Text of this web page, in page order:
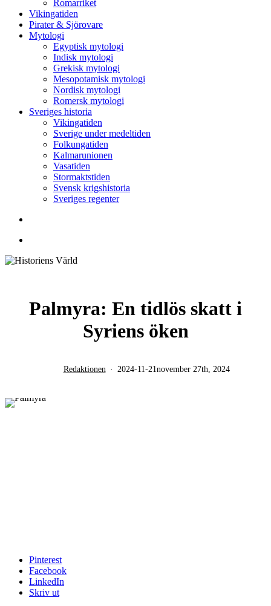
Romarriket
Vikingatiden
Pirater & Sjörovare
Mytologi
Egyptisk mytologi
Indisk mytologi
Grekisk mytologi
Mesopotamisk mytologi
Nordisk mytologi
Romersk mytologi
Sveriges historia
Vikingatiden
Sverige under medeltiden
Folkungatiden
Kalmarunionen
Vasatiden
Stormaktstiden
Svensk krigshistoria
Sveriges regenter
Palmyra: En tidlös skatt i
Syriens öken
Redaktionen 2024-11-21 november 27th, 2024
Pinterest
Facebook
LinkedIn
Skriv ut